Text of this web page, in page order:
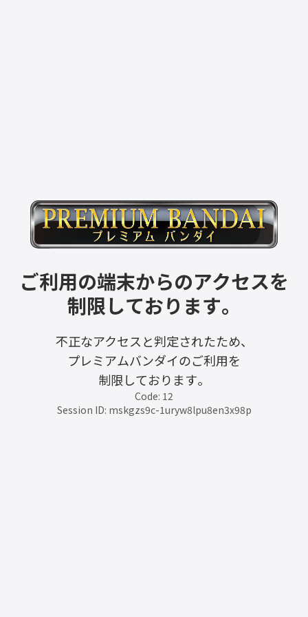
ご利用の端末からのアクセスを
制限しております。
不正なアクセスと判定されたため、
プレミアムバンダイのご利用を
制限しております。
Code: 12
Session ID: mskgzs9c-1uryw8lpu8en3x98p